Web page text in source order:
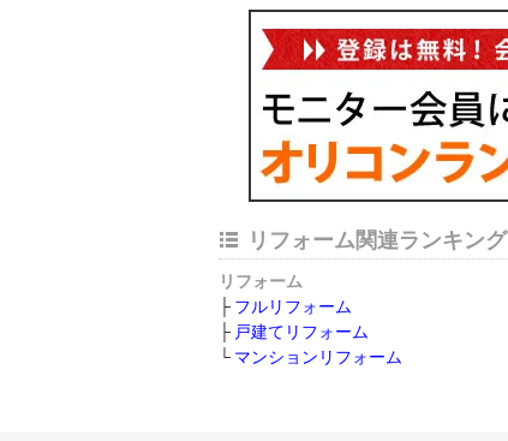
リフォーム関連ランキング
リフォーム
フルリフォーム
戸建てリフォーム
マンションリフォーム